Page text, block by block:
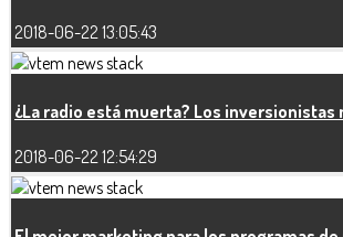
2018-06-22 13:05:43
¿La radio está muerta? Los inversionistas
2018-06-22 12:54:29